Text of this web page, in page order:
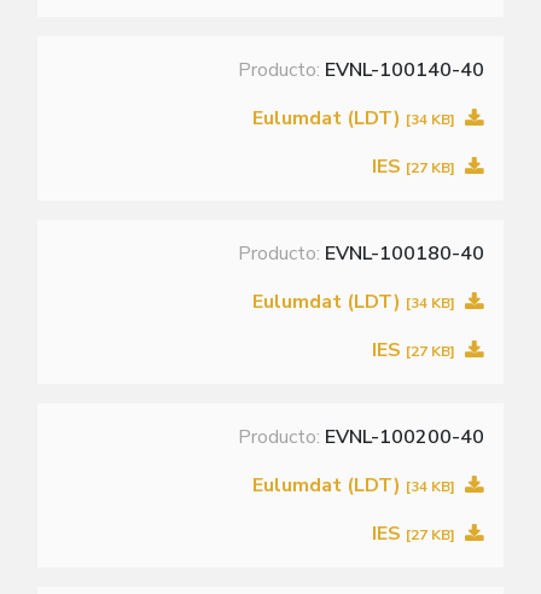
Producto: EVNL-100140-40
Eulumdat (LDT) [34 KB]
IES [27 KB]
Producto: EVNL-100180-40
Eulumdat (LDT) [34 KB]
IES [27 KB]
Producto: EVNL-100200-40
Eulumdat (LDT) [34 KB]
IES [27 KB]